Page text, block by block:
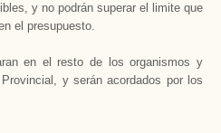
y no podrán superar el limite que
el presupuesto.
en el resto de los organismos y
y serán acordados por los